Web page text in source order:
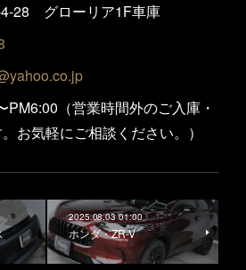
28 グローリア1F車庫
（営業時間外のご入庫・
お気軽にご相談ください。）
2025.08.03 01:00
ホンダ・ZR-V